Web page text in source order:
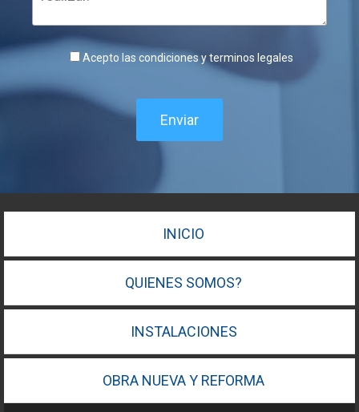
Acepto las condiciones y terminos legales
Enviar
INICIO
QUIENES SOMOS?
INSTALACIONES
OBRA NUEVA Y REFORMA